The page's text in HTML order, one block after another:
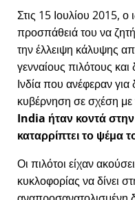
Στις 15 Ιουλίου 2015, ο
προσπάθειά του να
την έλλειψη κάλυψης
γενναίους πιλότους
Ινδία που ανέφεραν
κυβέρνηση σε σχέση με
India ήταν κοντά
καταρρίπτει το ψέμα
Οι πιλότοι είχαν
κυκλοφορίας να δίνει